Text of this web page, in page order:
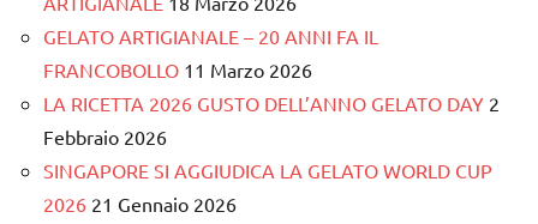
GELATO ARTIGIANALE – 20 ANNI FA IL
FRANCOBOLLO 11 Marzo 2026
LA RICETTA 2026 GUSTO DELL’ANNO GELATO DAY 2
Febbraio 2026
SINGAPORE SI AGGIUDICA LA GELATO WORLD CUP
2026 21 Gennaio 2026